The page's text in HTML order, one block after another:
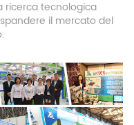
ricerca tecnologica
il mercato del